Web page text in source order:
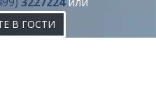
В ГОСТИ